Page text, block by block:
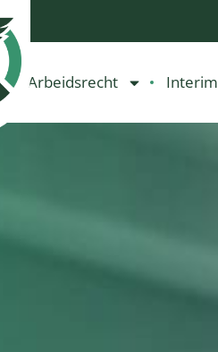
Arbeidsrecht Interim